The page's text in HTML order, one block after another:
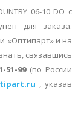
06-10 DO с
для заказа.
«Оптипарт» и на
связавшись
51-99(по России
, указав